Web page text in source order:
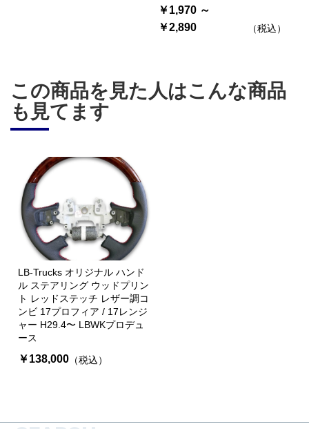
￥1,970 ～
￥2,890
（税込）
この商品を見た人はこんな商品
も見てます
LB-Trucks オリジナル ハンド
ル ステアリング ウッドプリン
ト レッドステッチ レザー調コ
ンビ 17プロフィア / 17レンジ
ャー H29.4〜 LBWKプロデュ
ース
￥138,000（税込）